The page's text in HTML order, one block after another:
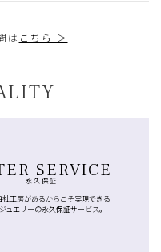
は こちら ＞
SERVICE
永久保証
社工房があるからこそ実現できる
ュエリーの永久保証サービス。